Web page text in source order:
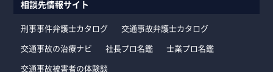
相談先情報サイト
刑事事件弁護士カタログ 交通事故弁護士カタログ
交通事故の治療ナビ 社長プロ名鑑 士業プロ名鑑
交通事故被害者の体験談